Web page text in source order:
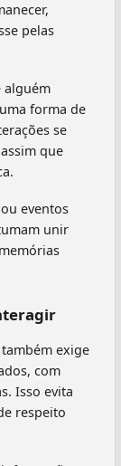
pelas
alguém
forma de
se
que
eventos
unir
exige
com
Isso evita
respeito